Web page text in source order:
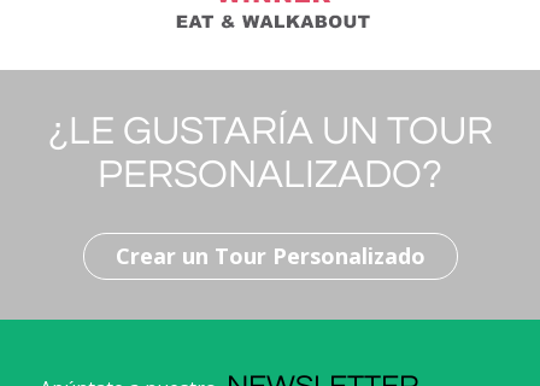
¿LE GUSTARÍA UN TOUR
PERSONALIZADO?
Crear un Tour Personalizado